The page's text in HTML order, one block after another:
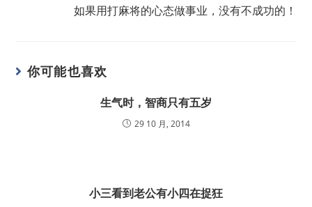
如果用打麻将的心态做事业，没有不成功的！
你可能也喜欢
生气时，智商只有五岁
29 10 月, 2014
小三看到老公有小四在捉狂